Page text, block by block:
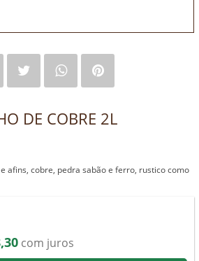
DE COBRE 2L
afins, cobre, pedra sabão e ferro, rustico como
com juros